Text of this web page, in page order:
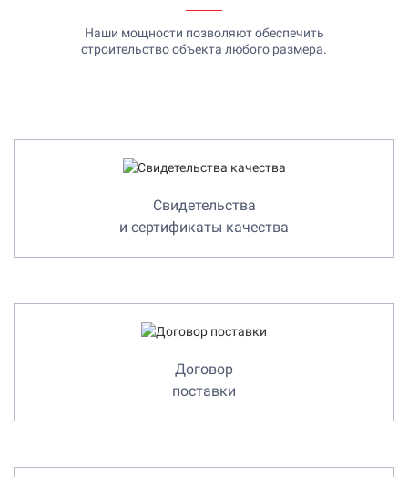
Наши мощности позволяют обеспечить
строительство объекта любого размера.
Свидетельства
и сертификаты качества
Договор
поставки